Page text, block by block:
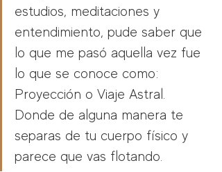
estudios, meditaciones y
entendimiento, pude saber que
lo que me pasó aquella vez fue
lo que se conoce como:
Proyección o Viaje Astral.
Donde de alguna manera te
separas de tu cuerpo físico y
parece que vas flotando.